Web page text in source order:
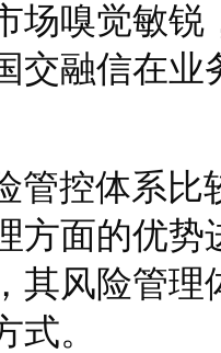
场嗅觉敏锐
交融信在业
管控体系比
方面的优
其风险管理
式。